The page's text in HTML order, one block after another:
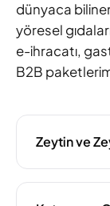
dünyaca
yöresel
e-ihracatı,
B2B
Zeytin ve